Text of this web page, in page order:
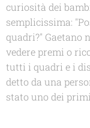
curiosità dei
semplicissima:
quadri?" Gaetano
vedere premi o
tutti i quadri e i
detto da una
stato uno dei